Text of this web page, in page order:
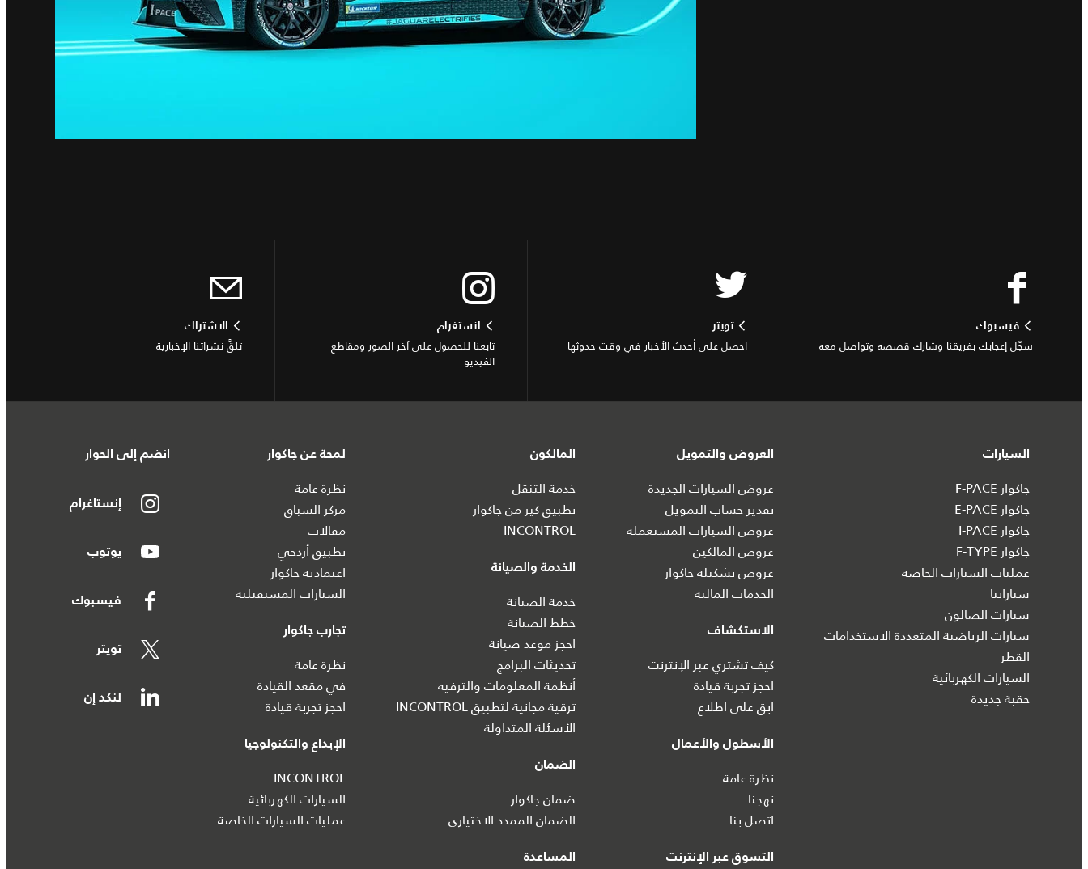
فيسبوك
سجّل إعجابك بفريقنا وشارك قصصه وتواصل معه
تويتر
احصل على أحدث الأخبار في وقت حدوثها
انستغرام
تابعنا للحصول على آخر الصور ومقاطع
الفيديو
الاشتراك
تلقَّ نشراتنا الإخبارية
السيارات
جاكوار F-PACE
جاكوار E-PACE
جاكوار I‑PACE
جاكوار F-TYPE
عمليات السيارات الخاصة
سياراتنا
سيارات الصالون
سيارات الرياضية المتعددة الاستخدامات
القطر
السيارات الكهربائية
حقبة جديدة
العروض والتمويل
عروض السيارات الجديدة
تقدير حساب التمويل
عروض السيارات المستعملة
عروض المالكين
عروض تشكيلة جاكوار
الخدمات المالية
الاستكشاف
كيف تشتري عبر الإنترنت
احجز تجربة قيادة
ابق على اطلاع
الأسطول والأعمال
نظرة عامة
نهجنا
اتصل بنا
التسوق عبر الإنترنت
المالكون
خدمة التنقل
تطبيق كير من جاكوار
INCONTROL
الخدمة والصيانة
خدمة الصيانة
خطط الصيانة
احجز موعد صيانة
تحديثات البرامج
أنظمة المعلومات والترفيه
ترقية مجانية لتطبيق INCONTROL
الأسئلة المتداولة
الضمان
ضمان جاكوار
الضمان الممدد الاختياري
المساعدة
لمحة عن جاكوار
نظرة عامة
مركز السباق
مقالات
تطبيق أردحي
اعتمادية جاكوار
السيارات المستقبلية
تجارب جاكوار
نظرة عامة
في مقعد القيادة
احجز تجربة قيادة
الإبداع والتكنولوجيا
INCONTROL
السيارات الكهربائية
عمليات السيارات الخاصة
انضم إلى الحوار
إنستاغرام
يوتوب
فيسبوك
تويتر
لنكد إن